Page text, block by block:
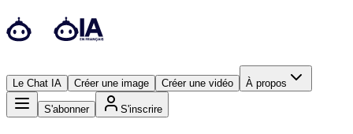
Le Chat IA Créer une image Créer une vidéo À propos
S'abonner S'inscrire